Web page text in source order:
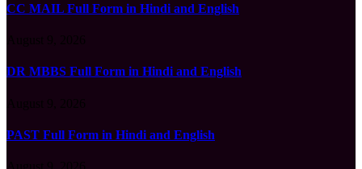
CC MAIL Full Form in Hindi and English
DR MBBS Full Form in Hindi and English
PAST Full Form in Hindi and English